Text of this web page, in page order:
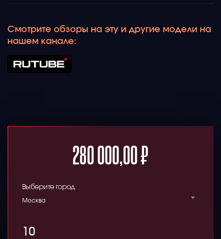
Смотрите обзоры на эту и другие модели на
нашем канале:
280 000,00₽
Выберите город
Москва
10